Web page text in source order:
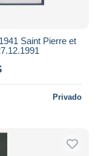
Saint Pierre et
Privado